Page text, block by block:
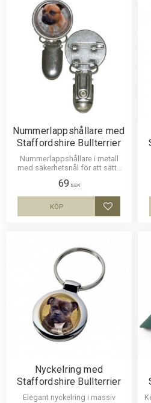
Nummerlappshållare med
Staffordshire Bullterrier
Nummerlappshållare i metall
med säkerhetsnål för att sätta
klämma för nummerlappen.
Bilden är ca 27mm i diameter
och laminerad för att vara hållbar
och ge ett uttryck av djup i
69 SEK
Lägg till i
KÖP
Nyckelring med
Staffordshire Bullterrier
Elegant nyckelring i massiv